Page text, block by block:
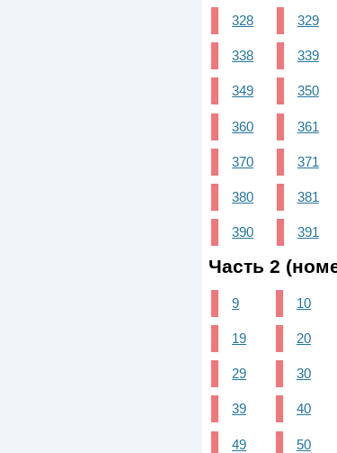
328 329
338 339
349 350
360 361
370 371
380 381
390 391
Часть 2
9 10
19 20
29 30
39 40
49 50